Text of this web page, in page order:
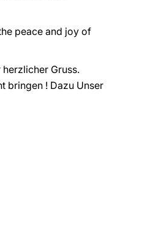
peace and joy of
Gruss.
bringen ! Dazu Unser